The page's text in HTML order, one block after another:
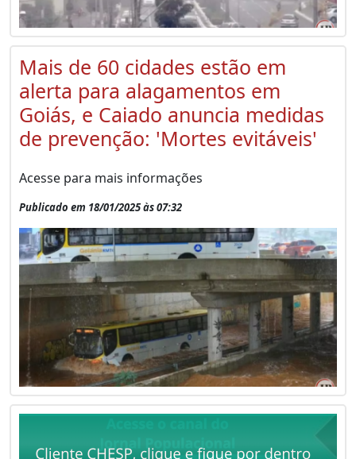
Mais de 60 cidades estão em
alerta para alagamentos em
Goiás, e Caiado anuncia medidas
de prevenção: 'Mortes evitáveis'
Acesse para mais informações
Publicado em 18/01/2025 às 07:32